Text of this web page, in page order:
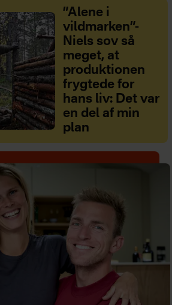
”Alene i
vildmarken”-
Niels sov så
meget, at
produktionen
frygtede for
hans liv: Det var
en del af min
plan